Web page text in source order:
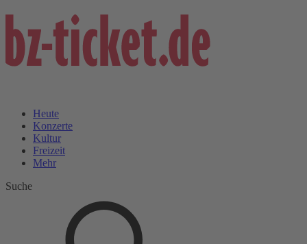
Heute
Konzerte
Kultur
Freizeit
Mehr
Suche